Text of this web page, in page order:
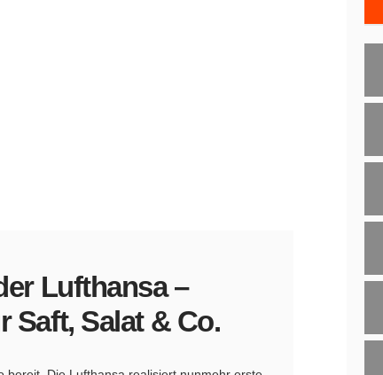
Lufthansa –
Saft, Salat & Co.